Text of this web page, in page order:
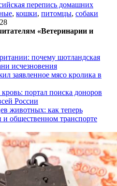
перепись домашних
, кошки, питомцы, собаки
«Ветеринарии и
почему шотландская
исчезновения
заявленное мясо кролика в
портал поиска доноров
России
животных: как теперь
и общественном транспорте